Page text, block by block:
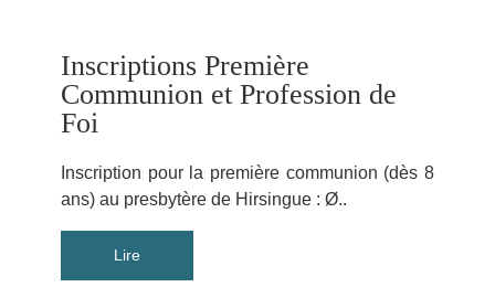
Inscriptions Première
Communion et Profession de
Foi
Inscription pour la première communion (dès 8
ans) au presbytère de Hirsingue : Ø..